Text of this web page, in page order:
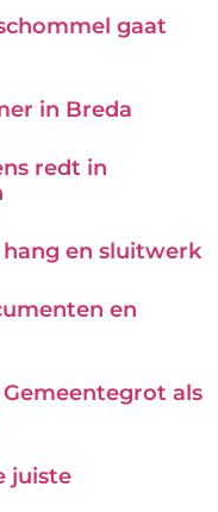
gaat
in Breda
redt in
en sluitwerk
en
als
juiste